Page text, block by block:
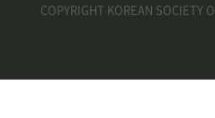
COPYRIGHT KOREAN SOCIETY